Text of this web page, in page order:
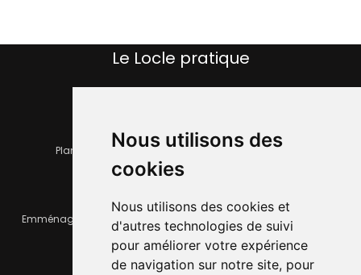
Nous utilisons des
cookies
Nous utilisons des cookies et
d'autres technologies de suivi
pour améliorer votre expérience
de navigation sur notre site, pour
Le Locle pratique
Plan de la ville Horaires et services communaux
Emménager ou déménager Infos pratiques